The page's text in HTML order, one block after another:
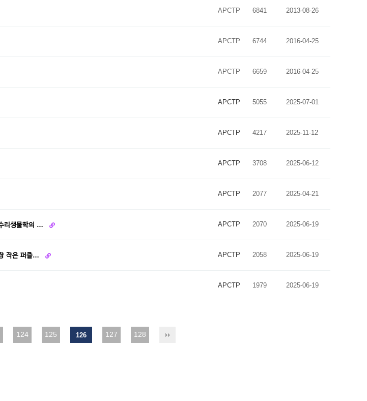
APCTP 6841 2013-08-26
APCTP 6744 2016-04-25
APCTP 6659 2016-04-25
APCTP 5055 2025-07-01
APCTP 4217 2025-11-12
APCTP 3708 2025-06-12
APCTP 2077 2025-04-21
리생물학의 … APCTP 2070 2025-06-19
작은 퍼즐… APCTP 2058 2025-06-19
APCTP 1979 2025-06-19
124 125 126 127 128